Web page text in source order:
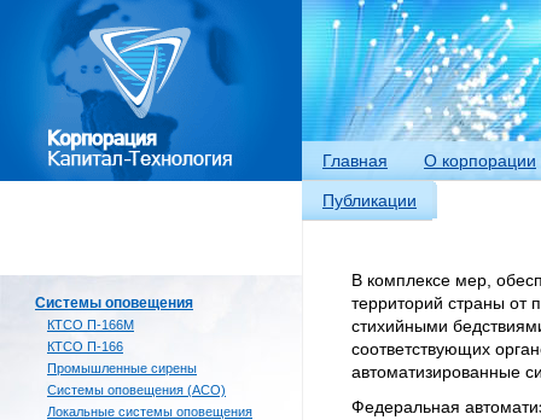
Главная О корпорации
Публикации
Системы оповещения
КТСО П-166М
КТСО П-166
Промышленные сирены
Системы оповещения (АСО)
Локальные системы оповещения
В комплексе мер,
территорий страны
стихийными
соответствующих
автоматизированные
Федеральная